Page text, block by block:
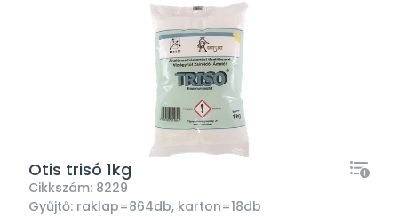
Otis trisó 1kg
Cikkszám: 8229
Gyűjtő: raklap=864db, karton=18db